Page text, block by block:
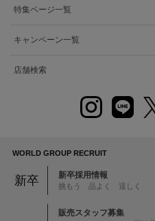
特集ページ一覧
キャンペーン一覧
店舗検索
WORLD GROUP RECRUIT
新卒 新卒採用情報
挑もう 品よく 逞しく
販売スタッフ募集